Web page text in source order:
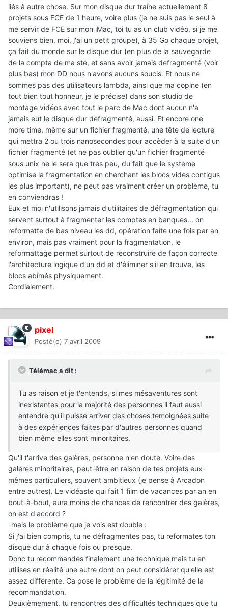
liés à autre chose. Sur mon disque dur traîne actuellement 8
projets sous FCE de 1 heure, voire plus (je ne suis pas le seul à
me servir de FCE sur mon iMac, toi tu as un club vidéo, si je me
souviens bien, moi, j'ai un petit groupe), à 35 Go chaque projet,
ça fait du monde sur le disque dur (en plus de la sauvegarde
de la compta de ma sté, et sans avoir jamais défragmenté (voir
plus bas) mon DD nous n'avons aucuns soucis. Et nous ne
sommes pas des utilisateurs lambda, ainsi que ma copine (en
tout bien tout honneur, je le précise) dans son studio de
montage vidéos avec tout le parc de Mac dont aucun n'a
jamais eut le disque dur défragmenté, aussi. Et encore one
more time, même sur un fichier fragmenté, une tête de lecture
qui mettra 2 ou trois nanosecondes pour accèder à la suite d'un
fichier fragmenté (et ne pas oublier qu'un fichier fragmenté
sous unix ne le sera que très peu, du fait que le système
optimise la fragmentation en cherchant les blocs vides contigus
les plus important), ne peut pas vraiment créer un problème, tu
en conviendras !
Eux et moi n'utilisons jamais d'utilitaires de défragmentation qui
servent surtout à fragmenter les comptes en banques... on
reformatte de bas niveau les dd, opération faîte une fois par an
environ, mais pas vraiment pour la fragmentation, le
reformattage permet surtout de reconstruire de façon correcte
l'architecture logique d'un dd et d'éliminer s'il en trouve, les
blocs abîmés physiquement.
Cordialement.
pixel
Posté(e) 7 avril 2009
Télémac a dit :
Tu as raison et je t'entends, si mes mésaventures sont
inexistantes pour la majorité des personnes il faut aussi
entendre qu'il puisse arriver des choses témoignées suite
à des expériences faites par d'autres personnes quand
bien même elles sont minoritaires.
Qu'il t'arrive des galères, personne n'en doute. Voire des
galères minoritaires, peut-être en raison de tes projets eux-
mêmes particuliers, souvent ambitieux (je pense à Arcadon
entre autres). Le vidéaste qui fait 1 film de vacances par an en
bout-à-bout, aura moins de chances de rencontrer des galères,
on est d'accord ?
-mais le problème que je vois est double :
Si j'ai bien compris, tu ne défragmentes pas, tu reformates ton
disque dur à chaque fois ou presque.
Donc tu recommandes finalement une technique mais tu en
utilises en réalité une autre dont on peut considérer qu'elle est
assez différente. Ca pose le problème de la légitimité de la
recommandation.
Deuxièmement, tu rencontres des difficultés techniques que tu